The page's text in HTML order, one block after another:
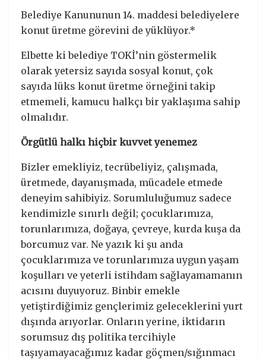
Belediye Kanununun 14. maddesi belediyelere
konut üretme görevini de yüklüyor.*
Elbette ki belediye TOKİ’nin göstermelik
olarak yetersiz sayıda sosyal konut, çok
sayıda lüks konut üretme örneğini takip
etmemeli, kamucu halkçı bir yaklaşıma sahip
olmalıdır.
Örgütlü halkı hiçbir kuvvet yenemez
Bizler emekliyiz, tecrübeliyiz, çalışmada,
üretmede, dayanışmada, mücadele etmede
deneyim sahibiyiz. Sorumluluğumuz sadece
kendimizle sınırlı değil; çocuklarımıza,
torunlarımıza, doğaya, çevreye, kurda kuşa da
borcumuz var. Ne yazık ki şu anda
çocuklarımıza ve torunlarımıza uygun yaşam
koşulları ve yeterli istihdam sağlayamamanın
acısını duyuyoruz. Binbir emekle
yetiştirdiğimiz gençlerimiz geleceklerini yurt
dışında arıyorlar. Onların yerine, iktidarın
sorumsuz dış politika tercihiyle
taşıyamayacağımız kadar göçmen/sığınmacı